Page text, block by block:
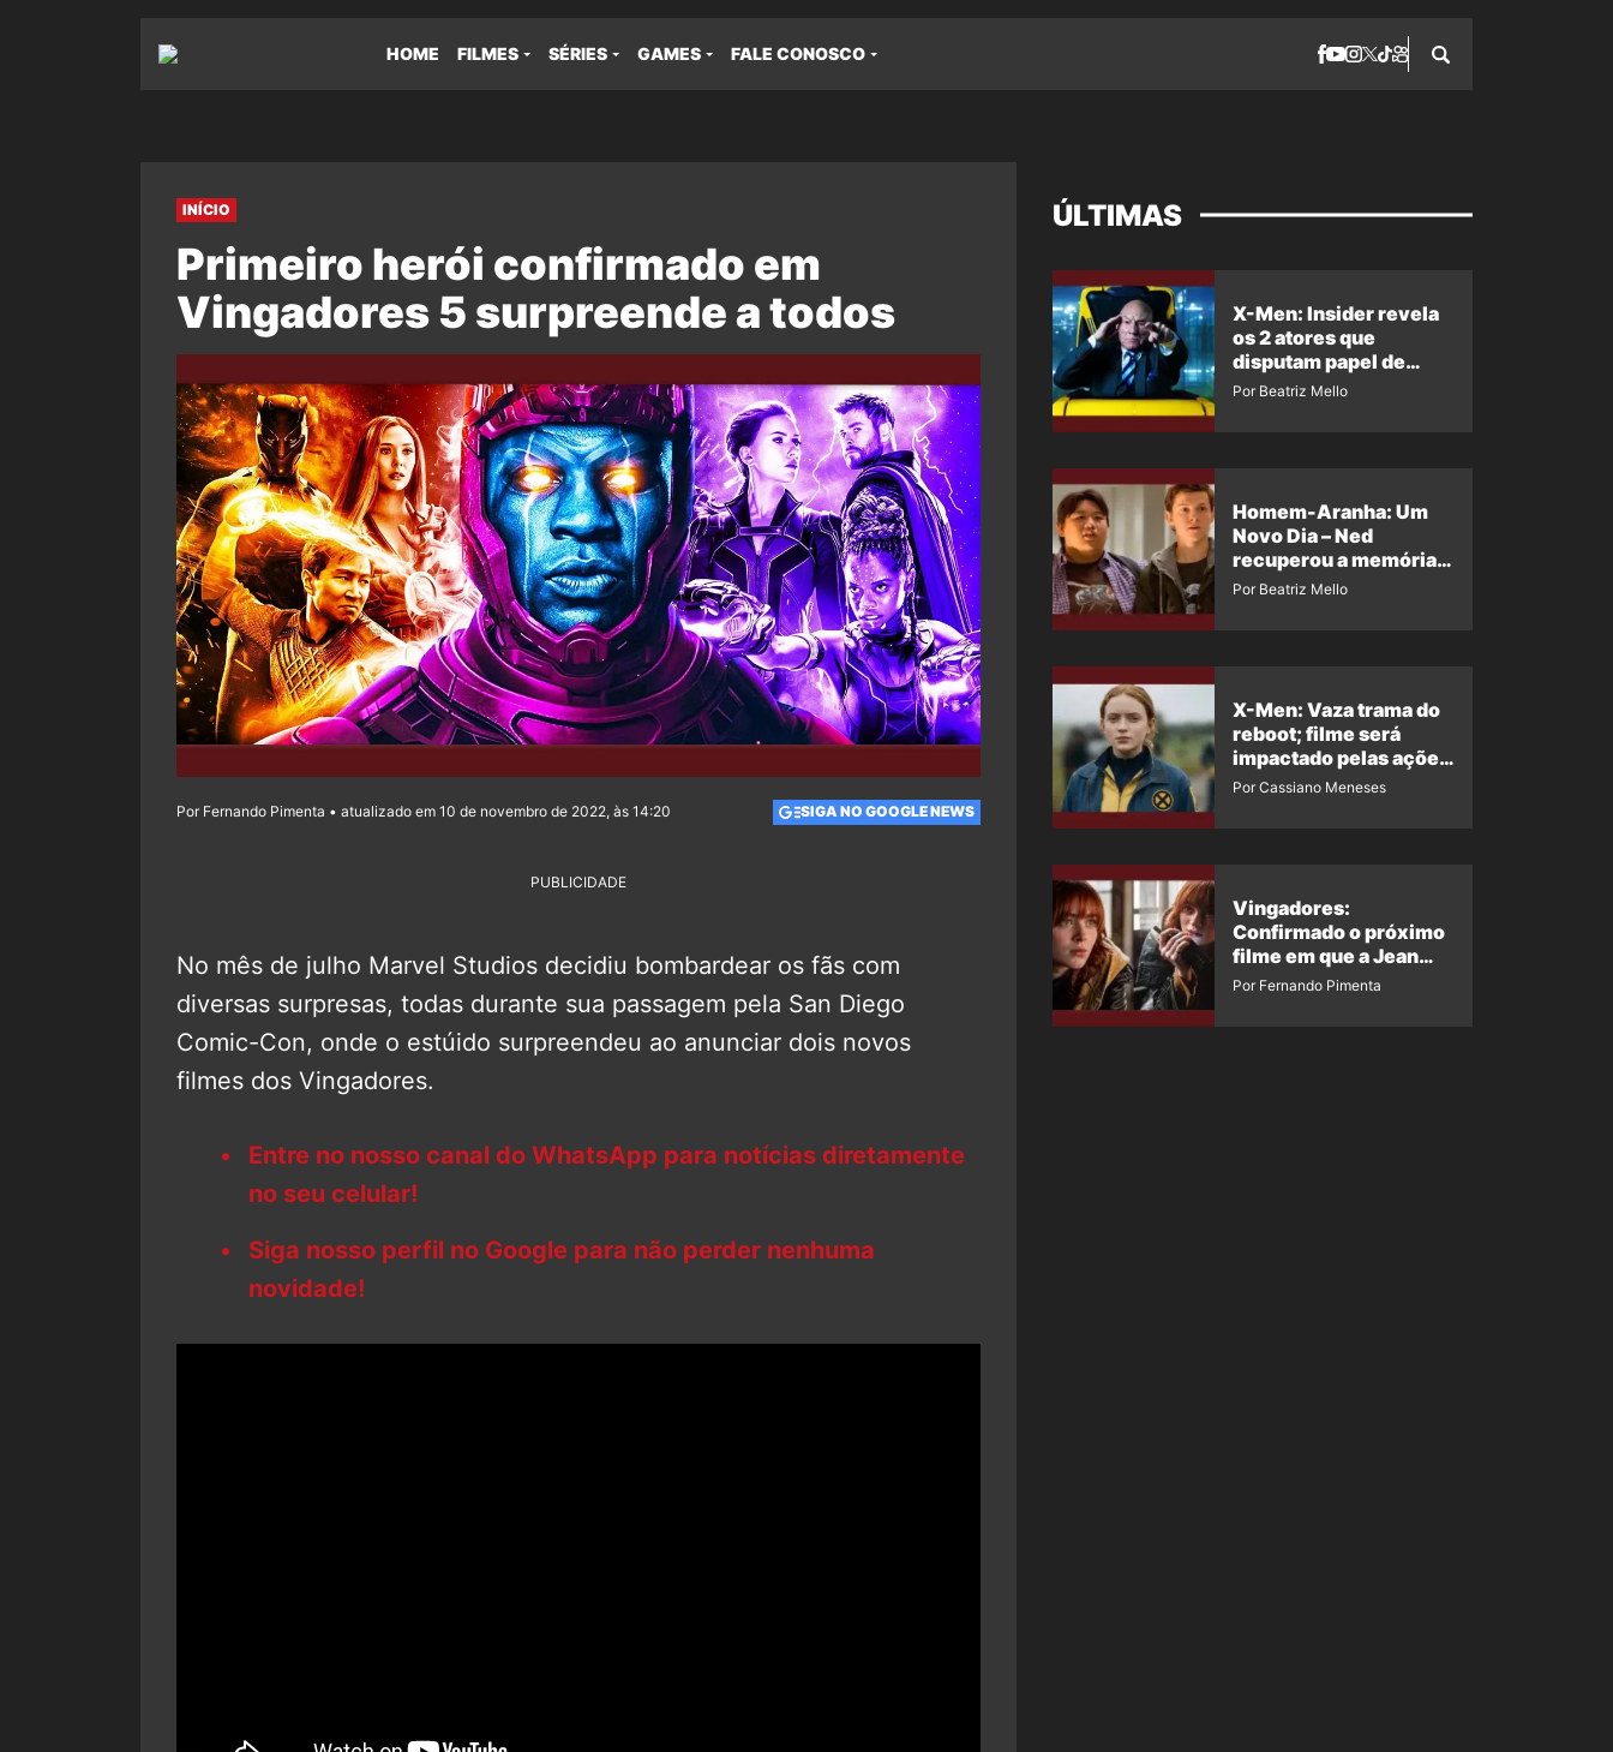
HOME FILMES SÉRIES GAMES FALE CONOSCO
INÍCIO
Primeiro herói confirmado em
Vingadores 5 surpreende a todos
Por Fernando Pimenta • atualizado em 10 de novembro de 2022, às 14:20 SIGA NO GOOGLE NEWS
PUBLICIDADE
No mês de julho Marvel Studios decidiu bombardear os fãs com
diversas surpresas, todas durante sua passagem pela San Diego
Comic-Con, onde o estúido surpreendeu ao anunciar dois novos
filmes dos Vingadores.
Entre no nosso canal do WhatsApp para notícias diretamente
no seu celular!
Siga nosso perfil no Google para não perder nenhuma
novidade!
ÚLTIMAS
X-Men: Insider revela
os 2 atores que
disputam papel de
Professor X
Por Beatriz Mello
Homem-Aranha: Um
Novo Dia – Ned
recuperou a memória?
Ator quebra o silêncio
Por Beatriz Mello
X-Men: Vaza trama do
reboot; filme será
impactado pelas ações
de Jean Grey em
Por Cassiano Meneses
Vingadores:
Confirmado o próximo
filme em que a Jean
Grey irá aparecer
Por Fernando Pimenta